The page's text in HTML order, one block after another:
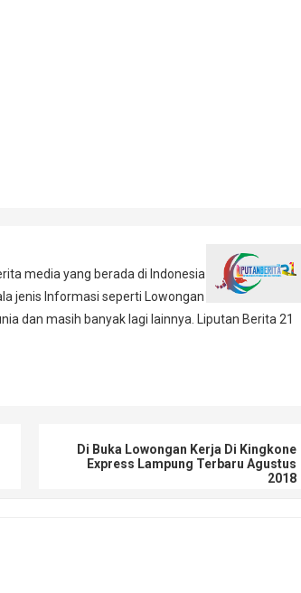
media yang berada di Indonesia
jenis Informasi seperti Lowongan
dan masih banyak lagi lainnya. Liputan Berita 21
Di Buka Lowongan Kerja Di Kingkone
Express Lampung Terbaru Agustus
2018